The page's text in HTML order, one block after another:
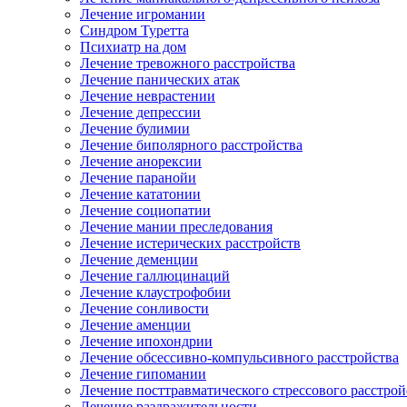
Лечение игромании
Синдром Туретта
Психиатр на дом
Лечение тревожного расстройства
Лечение панических атак
Лечение неврастении
Лечение депрессии
Лечение булимии
Лечение биполярного расстройства
Лечение анорексии
Лечение паранойи
Лечение кататонии
Лечение социопатии
Лечение мании преследования
Лечение истерических расстройств
Лечение деменции
Лечение галлюцинаций
Лечение клаустрофобии
Лечение сонливости
Лечение аменции
Лечение ипохондрии
Лечение обсессивно-компульсивного расстройства
Лечение гипомании
Лечение посттравматического стрессового